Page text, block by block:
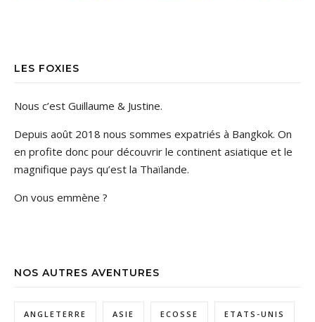
LES FOXIES
Nous c’est Guillaume & Justine.
Depuis août 2018 nous sommes expatriés à Bangkok. On
en profite donc pour découvrir le continent asiatique et le
magnifique pays qu’est la Thaïlande.
On vous emmène ?
NOS AUTRES AVENTURES
ANGLETERRE ASIE ECOSSE ETATS-UNIS